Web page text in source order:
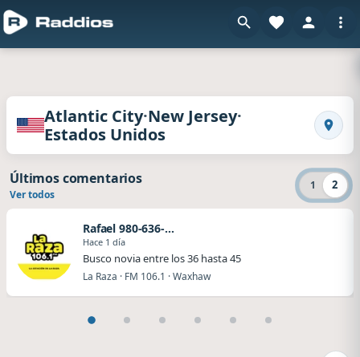
Radios de Atlantic City · New Jersey · Estados
Atlantic City·New Jersey·
Estados Unidos
1 2
Últimos comentarios
Ver todos
Rafael 980-636-0029
Hace 1 día
Busco novia entre los 36 hasta 45
La Raza · FM 106.1 · Waxhaw